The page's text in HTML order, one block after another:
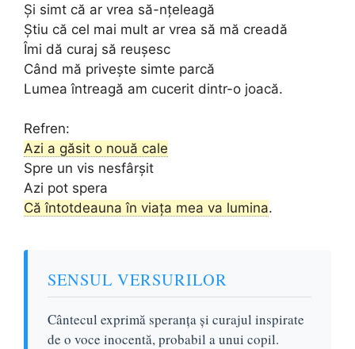
Și simt că ar vrea să-nțeleagă
Știu că cel mai mult ar vrea să mă creadă
Îmi dă curaj să reușesc
Când mă privește simte parcă
Lumea întreagă am cucerit dintr-o joacă.
Refren:
Azi a găsit o nouă cale
Spre un vis nesfârșit
Azi pot spera
Că întotdeauna în viața mea va lumina.
SENSUL VERSURILOR
Cântecul exprimă speranța și curajul inspirate
de o voce inocentă, probabil a unui copil.